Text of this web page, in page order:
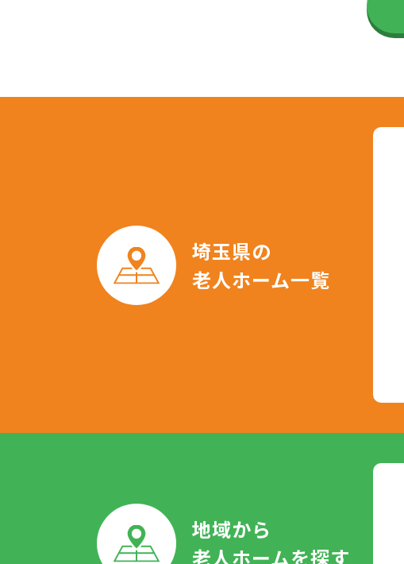
埼玉県の
老人ホーム一覧
地域から
老人ホームを探す